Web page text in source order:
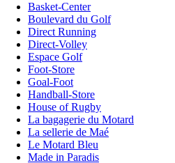
Basket-Center
Boulevard du Golf
Direct Running
Direct-Volley
Espace Golf
Foot-Store
Goal-Foot
Handball-Store
House of Rugby
La bagagerie du Motard
La sellerie de Maé
Le Motard Bleu
Made in Paradis